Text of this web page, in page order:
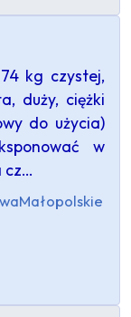
kg czystej,
duży, ciężki
do użycia)
w
cz…
Małopolskie